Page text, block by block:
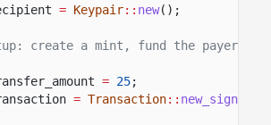
= Keypair:: new();
create a mint, fund the payer's
= 25;
= Transaction::